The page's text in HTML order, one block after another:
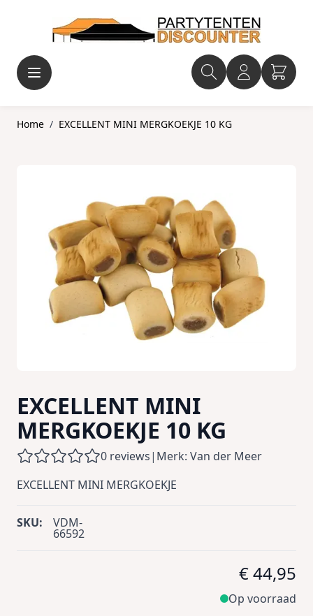
Home / EXCELLENT MINI MERGKOEKJE 10 KG
EXCELLENT MINI
MERGKOEKJE 10 KG
0 reviews| Merk: Van der Meer
EXCELLENT MINI MERGKOEKJE
SKU: VDM-
66592
€ 44,95
Op voorraad